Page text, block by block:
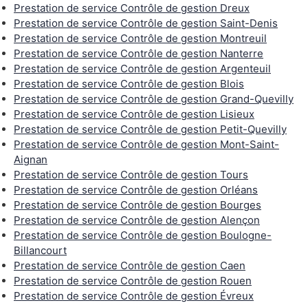
Prestation de service Contrôle de gestion Dreux
Prestation de service Contrôle de gestion Saint-Denis
Prestation de service Contrôle de gestion Montreuil
Prestation de service Contrôle de gestion Nanterre
Prestation de service Contrôle de gestion Argenteuil
Prestation de service Contrôle de gestion Blois
Prestation de service Contrôle de gestion Grand-Quevilly
Prestation de service Contrôle de gestion Lisieux
Prestation de service Contrôle de gestion Petit-Quevilly
Prestation de service Contrôle de gestion Mont-Saint-
Aignan
Prestation de service Contrôle de gestion Tours
Prestation de service Contrôle de gestion Orléans
Prestation de service Contrôle de gestion Bourges
Prestation de service Contrôle de gestion Alençon
Prestation de service Contrôle de gestion Boulogne-
Billancourt
Prestation de service Contrôle de gestion Caen
Prestation de service Contrôle de gestion Rouen
Prestation de service Contrôle de gestion Évreux